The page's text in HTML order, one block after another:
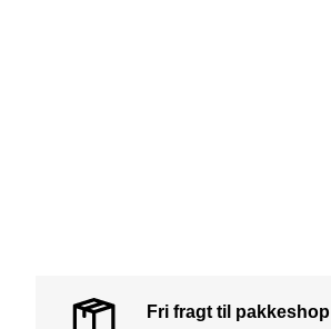
Fri fragt til pakkeshop